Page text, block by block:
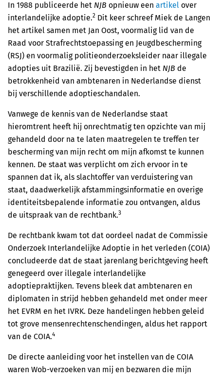
In 1988 publiceerde het NJB opnieuw een artikel over
interlandelijke adoptie.2 Dit keer schreef Miek de Langen
het artikel samen met Jan Oost, voormalig lid van de
Raad voor Strafrechtstoepassing en Jeugdbescherming
(RSJ) en voormalig politieonderzoeksleider naar illegale
adopties uit Brazilië. Zij bevestigden in het NJB de
betrokkenheid van ambtenaren in Nederlandse dienst
bij verschillende adoptieschandalen.
Vanwege de kennis van de Nederlandse staat
hieromtrent heeft hij onrechtmatig ten opzichte van mij
gehandeld door na te laten maatregelen te treffen ter
bescherming van mijn recht om mijn afkomst te kunnen
kennen. De staat was verplicht om zich ervoor in te
spannen dat ik, als slachtoffer van verduistering van
staat, daadwerkelijk afstammingsinformatie en overige
identiteitsbepalende informatie zou ontvangen, aldus
de uitspraak van de rechtbank.3
De rechtbank kwam tot dat oordeel nadat de Commissie
Onderzoek Interlandelijke Adoptie in het verleden (COIA)
concludeerde dat de staat jarenlang berichtgeving heeft
genegeerd over illegale interlandelijke
adoptiepraktijken. Tevens bleek dat ambtenaren en
diplomaten in strijd hebben gehandeld met onder meer
het EVRM en het IVRK. Deze handelingen hebben geleid
tot grove mensenrechtenschendingen, aldus het rapport
van de COIA.4
De directe aanleiding voor het instellen van de COIA
waren Wob-verzoeken van mij en bezwaren die mijn